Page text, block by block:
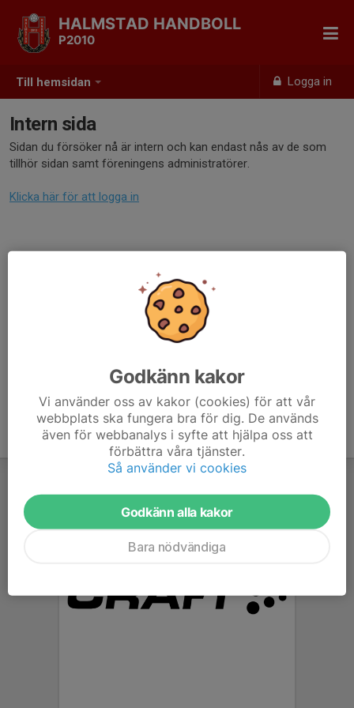
Till hemsidan Logga in
HALMSTAD HANDBOLL
P2010
Intern sida
Sidan du försöker nå är intern och kan endast nås av de som
tillhör sidan samt föreningens administratörer.
Klicka här för att logga in
Godkänn kakor
Vi använder oss av kakor (cookies) för att vår
webbplats ska fungera bra för dig. De används
även för webbanalys i syfte att hjälpa oss att
förbättra våra tjänster.
Så använder vi cookies
Godkänn alla kakor
Bara nödvändiga